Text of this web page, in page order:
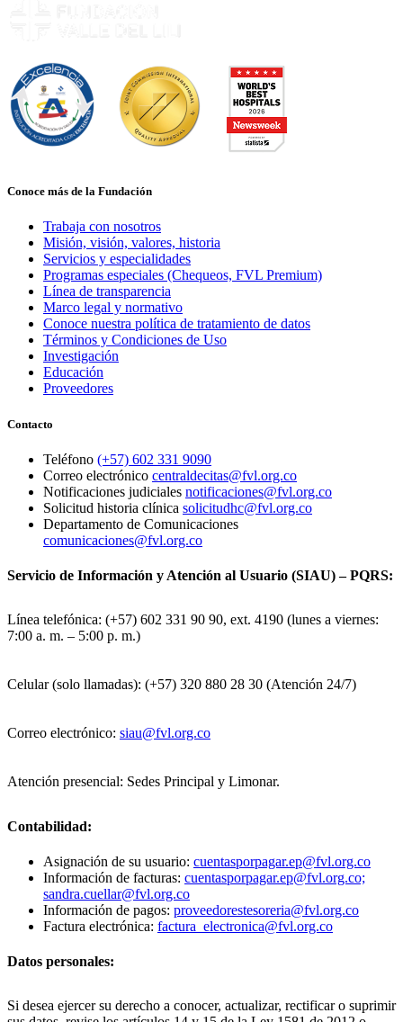
Conoce más de la Fundación
Trabaja con nosotros
Misión, visión, valores, historia
Servicios y especialidades
Programas especiales (Chequeos, FVL Premium)
Línea de transparencia
Marco legal y normativo
Conoce nuestra política de tratamiento de datos
Términos y Condiciones de Uso
Investigación
Educación
Proveedores
Contacto
Teléfono (+57) 602 331 9090
Correo electrónico centraldecitas@fvl.org.co
Notificaciones judiciales notificaciones@fvl.org.co
Solicitud historia clínica solicitudhc@fvl.org.co
Departamento de Comunicaciones
comunicaciones@fvl.org.co
Servicio de Información y Atención al Usuario (SIAU) – PQRS:
Línea telefónica: (+57) 602 331 90 90, ext. 4190 (lunes a viernes:
7:00 a. m. – 5:00 p. m.)
Celular (solo llamadas): (+57) 320 880 28 30 (Atención 24/7)
Correo electrónico: siau@fvl.org.co
Atención presencial: Sedes Principal y Limonar.
Contabilidad:
Asignación de su usuario: cuentasporpagar.ep@fvl.org.co
Información de facturas: cuentasporpagar.ep@fvl.org.co;
sandra.cuellar@fvl.org.co
Información de pagos: proveedorestesoreria@fvl.org.co
Factura electrónica: factura_electronica@fvl.org.co
Datos personales:
Si desea ejercer su derecho a conocer, actualizar, rectificar o suprimir